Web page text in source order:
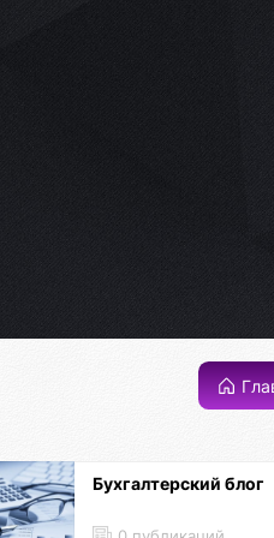
Бухгалтерский блог